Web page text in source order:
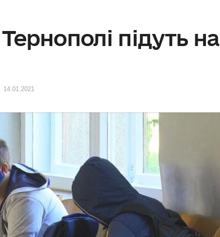
підуть на
14.01.2021